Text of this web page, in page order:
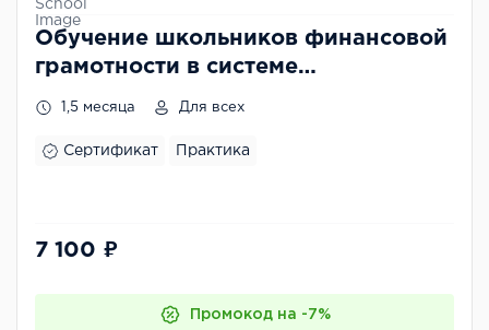
Обучение школьников финансовой
грамотности в системе
1,5 месяца Для всех
Сертификат Практика
7 100 ₽
Промокод на -7%